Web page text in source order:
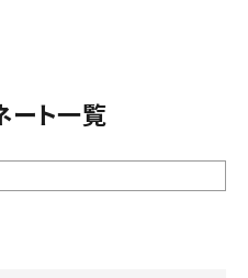
ート一覧